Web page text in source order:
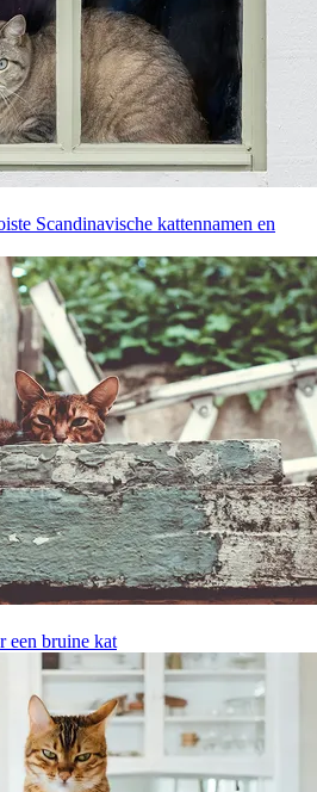
Scandinavische kattennamen en
een bruine kat